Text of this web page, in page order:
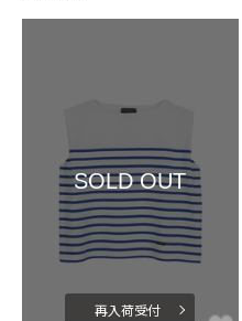
SOLD OUT
再入荷受付